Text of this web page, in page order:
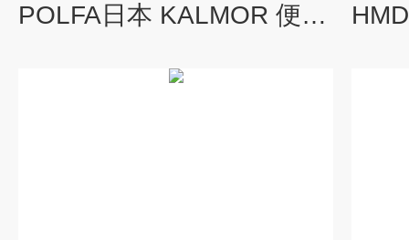
POLFA日本 KALMOR 便携式臭气检测仪